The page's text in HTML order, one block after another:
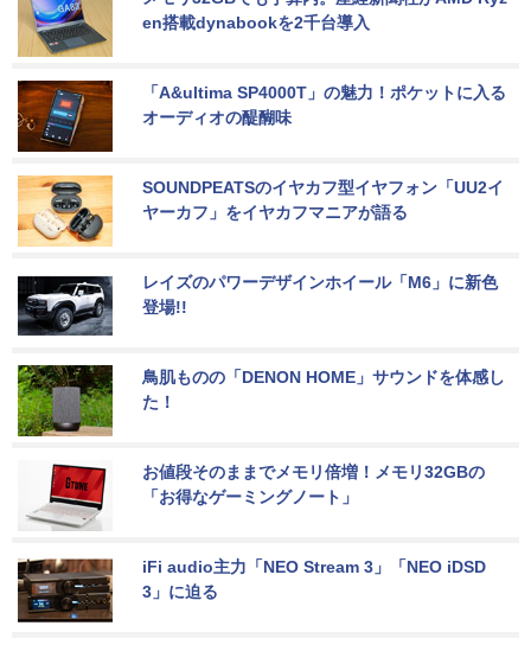
en搭載dynabookを2千台導入
「A&ultima SP4000T」の魅力！ポケットに入る
オーディオの醍醐味
SOUNDPEATSのイヤカフ型イヤフォン「UU2イ
ヤーカフ」をイヤカフマニアが語る
レイズのパワーデザインホイール「M6」に新色
登場!!
鳥肌ものの「DENON HOME」サウンドを体感し
た！
お値段そのままでメモリ倍増！メモリ32GBの
「お得なゲーミングノート」
iFi audio主力「NEO Stream 3」「NEO iDSD
3」に迫る